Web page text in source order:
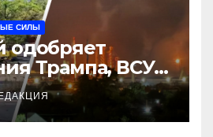
СИЛЫ
одобряет
Трампа, ВСУ